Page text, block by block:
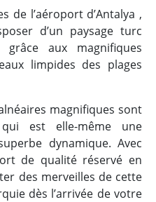
de l’aéroport d’Antalya ,
d’un paysage turc
grâce aux magnifiques
limpides des plages
magnifiques sont
est elle-même une
dynamique. Avec
de qualité réservé en
des merveilles de cette
dès l’arrivée de votre